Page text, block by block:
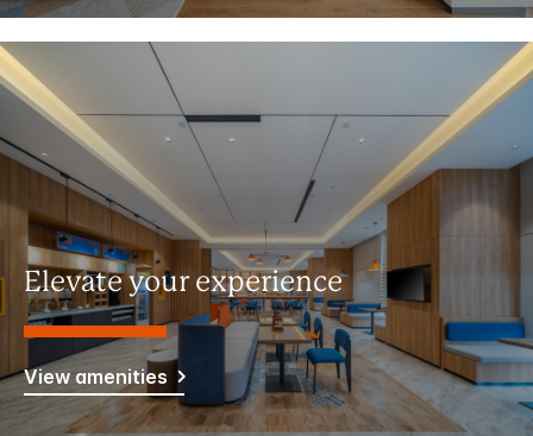
Elevate your experience
View amenities